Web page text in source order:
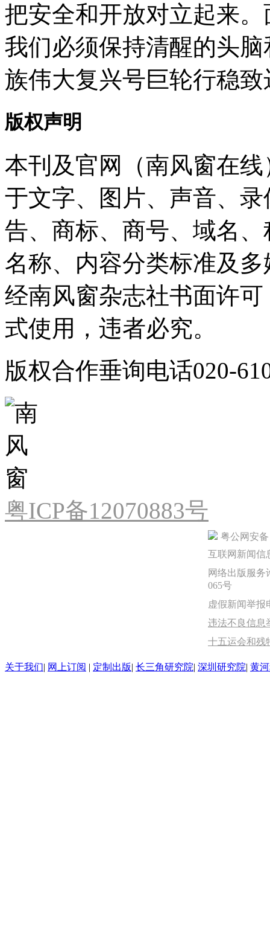
把安全和开放对立起来
我们必须保持清醒的头
族伟大复兴号巨轮行稳致
版权声明
本刊及官网（南风窗在
于文字、图片、声音、
告、商标、商号、域名
名称、内容分类标准及
经南风窗杂志社书面许
式使用，违者必究。
版权合作垂询电话020-
粤ICP备12070883号
粤公网安备
互联网新闻信
网络出版服务
065号
虚假新闻举报
违法不良信息
十五运会和残
关于我们| 网上订阅 | 定制出版| 长三角研究院| 深圳研究院| 黄